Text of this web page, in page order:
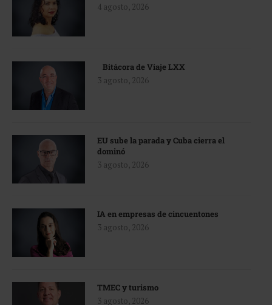
4 agosto, 2026
Bitácora de Viaje LXX
3 agosto, 2026
EU sube la parada y Cuba cierra el
dominó
3 agosto, 2026
IA en empresas de cincuentones
3 agosto, 2026
TMEC y turismo
3 agosto, 2026